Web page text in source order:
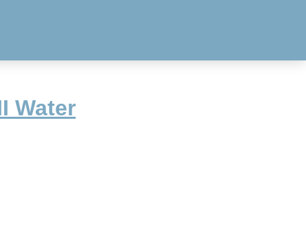
Water